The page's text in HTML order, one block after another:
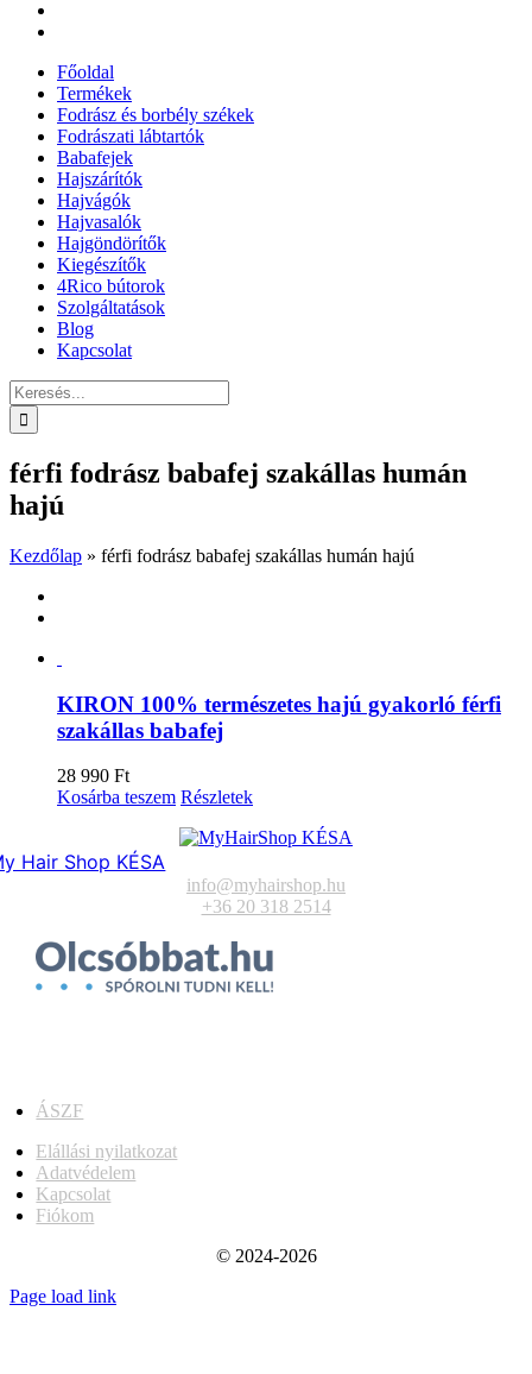
Főoldal
Termékek
Fodrász és borbély székek
Fodrászati lábtartók
Babafejek
Hajszárítók
Hajvágók
Hajvasalók
Hajgöndörítők
Kiegészítők
4Rico bútorok
Szolgáltatások
Blog
Kapcsolat
Keresés...
férfi fodrász babafej szakállas humán
hajú
Kezdőlap » férfi fodrász babafej szakállas humán hajú
KIRON 100% természetes hajú gyakorló férfi
szakállas babafej
28 990 Ft
Kosárba teszem Részletek
Hair Shop KÉSA
info@myhairshop.hu
+36 20 318 2514
ÁSZF
Elállási nyilatkozat
Adatvédelem
Kapcsolat
Fiókom
© 2024-2026
Page load link